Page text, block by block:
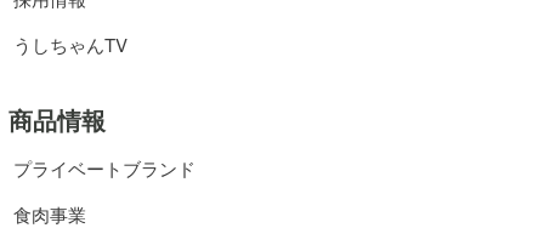
うしちゃんTV
商品情報
プライベートブランド
食肉事業